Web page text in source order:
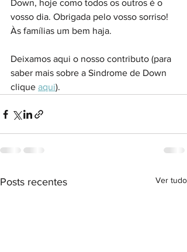
Down, hoje como todos os outros é o
vosso dia. Obrigada pelo vosso sorriso!
Às famílias um bem haja.
Deixamos aqui o nosso contributo (para
saber mais sobre a Sindrome de Down
clique aqui).
Posts recentes Ver tudo